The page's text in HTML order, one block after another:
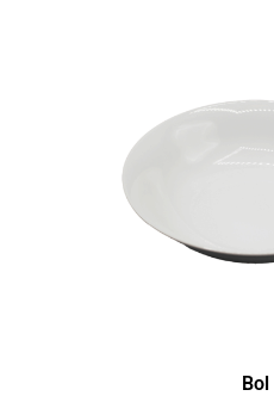
Bol